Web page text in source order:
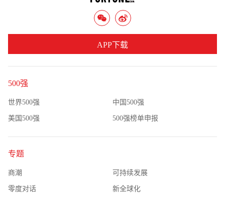
500强
世界500强 中国500强
美国500强 500强榜单申报
专题
商潮 可持续发展
零度对话 新全球化
APP下载